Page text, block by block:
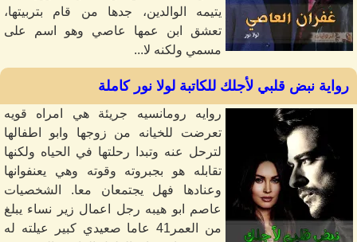
يتيمه الوالدين، جدها من قام بتربيتها،
تعشق ابن عمها عاصي وهو اسم على
مسمي ولكنه لا...
رواية نبض قلبي لأجلك للكاتبة لولا نور كاملة
روايه رومانسيه جريئة هي امراه قويه
تعرضت للخيانه من زوجها وابو اطفالها
لترحل عنه وتبدا رحلتها في الحياه ولكنها
تقابله هو بجبروته وقوته وهي يعنفوانها
وعنادها فهل يجتمعان معا. الشخصيات
عاصم ابو هيبه رجل اعمال زير نساء يبلغ
من العمر41 عاما صعيدي كبير عيلته له